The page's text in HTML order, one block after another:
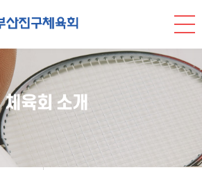
"sportslaw" NULL
체육회 소개